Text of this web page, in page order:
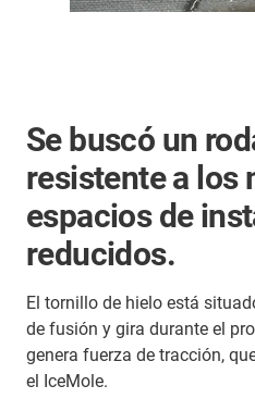
Se buscó un
resistente a los
espacios de
reducidos.
El tornillo de hielo está
de fusión y gira durante el
genera fuerza de tracción,
el IceMole.